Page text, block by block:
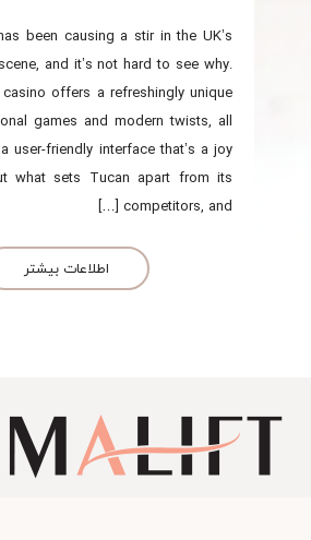
been causing a stir in the UK’s
and it’s not hard to see why.
offers a refreshingly unique
games and modern twists, all
user-friendly interface that’s a joy
what sets Tucan apart from its
competitors, and […]
اطلاعات بیشتر